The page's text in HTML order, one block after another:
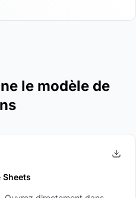
le modèle de
Sheets